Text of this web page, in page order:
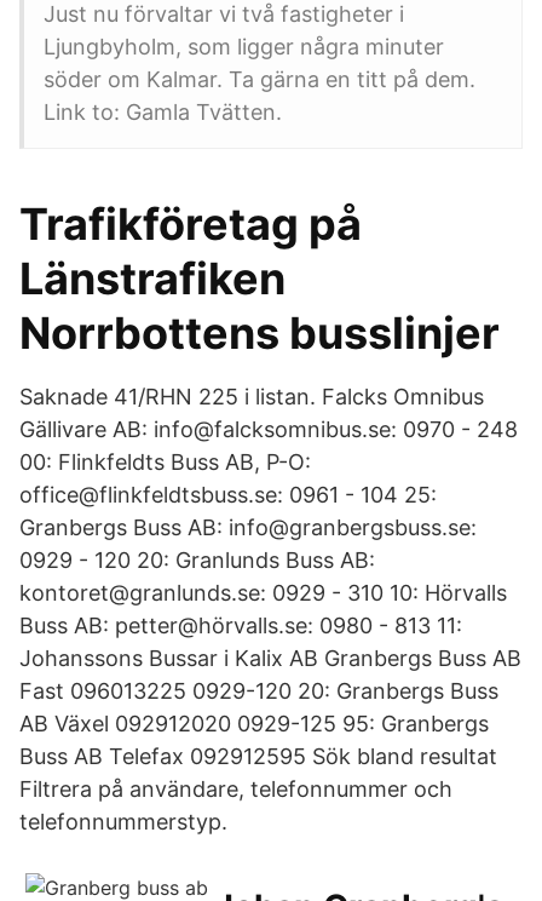
Just nu förvaltar vi två fastigheter i
Ljungbyholm, som ligger några minuter
söder om Kalmar. Ta gärna en titt på dem.
Link to: Gamla Tvätten.
Trafikföretag på
Länstrafiken
Norrbottens busslinjer
Saknade 41/RHN 225 i listan. Falcks Omnibus
Gällivare AB: info@falcksomnibus.se: 0970 - 248
00: Flinkfeldts Buss AB, P-O:
office@flinkfeldtsbuss.se: 0961 - 104 25:
Granbergs Buss AB: info@granbergsbuss.se:
0929 - 120 20: Granlunds Buss AB:
kontoret@granlunds.se: 0929 - 310 10: Hörvalls
Buss AB: petter@hörvalls.se: 0980 - 813 11:
Johanssons Bussar i Kalix AB Granbergs Buss AB
Fast 096013225 0929-120 20: Granbergs Buss
AB Växel 092912020 0929-125 95: Granbergs
Buss AB Telefax 092912595 Sök bland resultat
Filtrera på användare, telefonnummer och
telefonnummerstyp.